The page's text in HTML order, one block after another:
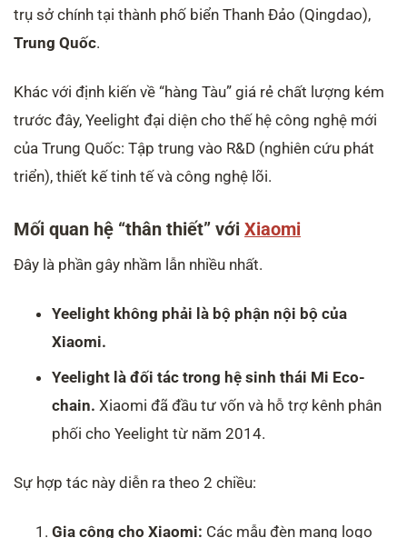
trụ sở chính tại thành phố biển Thanh Đảo (Qingdao),
Trung Quốc.
Khác với định kiến về “hàng Tàu” giá rẻ chất lượng kém
trước đây, Yeelight đại diện cho thế hệ công nghệ mới
của Trung Quốc: Tập trung vào R&D (nghiên cứu phát
triển), thiết kế tinh tế và công nghệ lõi.
Mối quan hệ “thân thiết” với Xiaomi
Đây là phần gây nhầm lẫn nhiều nhất.
Yeelight không phải là bộ phận nội bộ của
Xiaomi.
Yeelight là đối tác trong hệ sinh thái Mi Eco-
chain. Xiaomi đã đầu tư vốn và hỗ trợ kênh phân
phối cho Yeelight từ năm 2014.
Sự hợp tác này diễn ra theo 2 chiều:
Gia công cho Xiaomi: Các mẫu đèn mang logo